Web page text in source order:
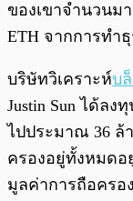
ของเขาจำนวนม
ETH จากการทำ
บริษัทวิเคราะห์บ
Justin Sun ได้ลง
ไปประมาณ 36 ล้
ครองอยู่ทั้งหมด
มูลค่าการถือครอ